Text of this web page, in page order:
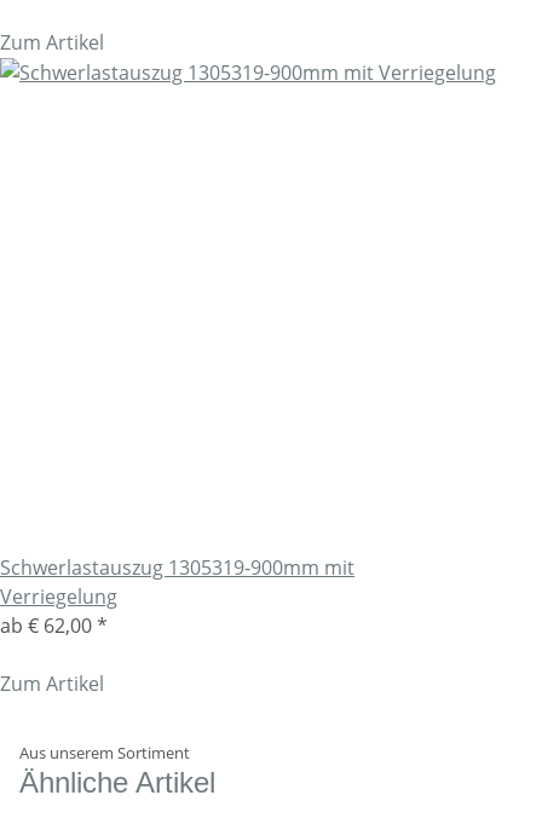
Zum Artikel
Schwerlastauszug 1305319-900mm mit
Verriegelung
ab € 62,00*
Zum Artikel
Aus unserem Sortiment
Ähnliche Artikel